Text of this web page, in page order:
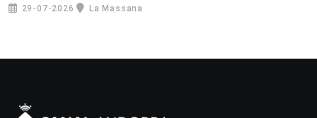
29-07-2026 La Massana